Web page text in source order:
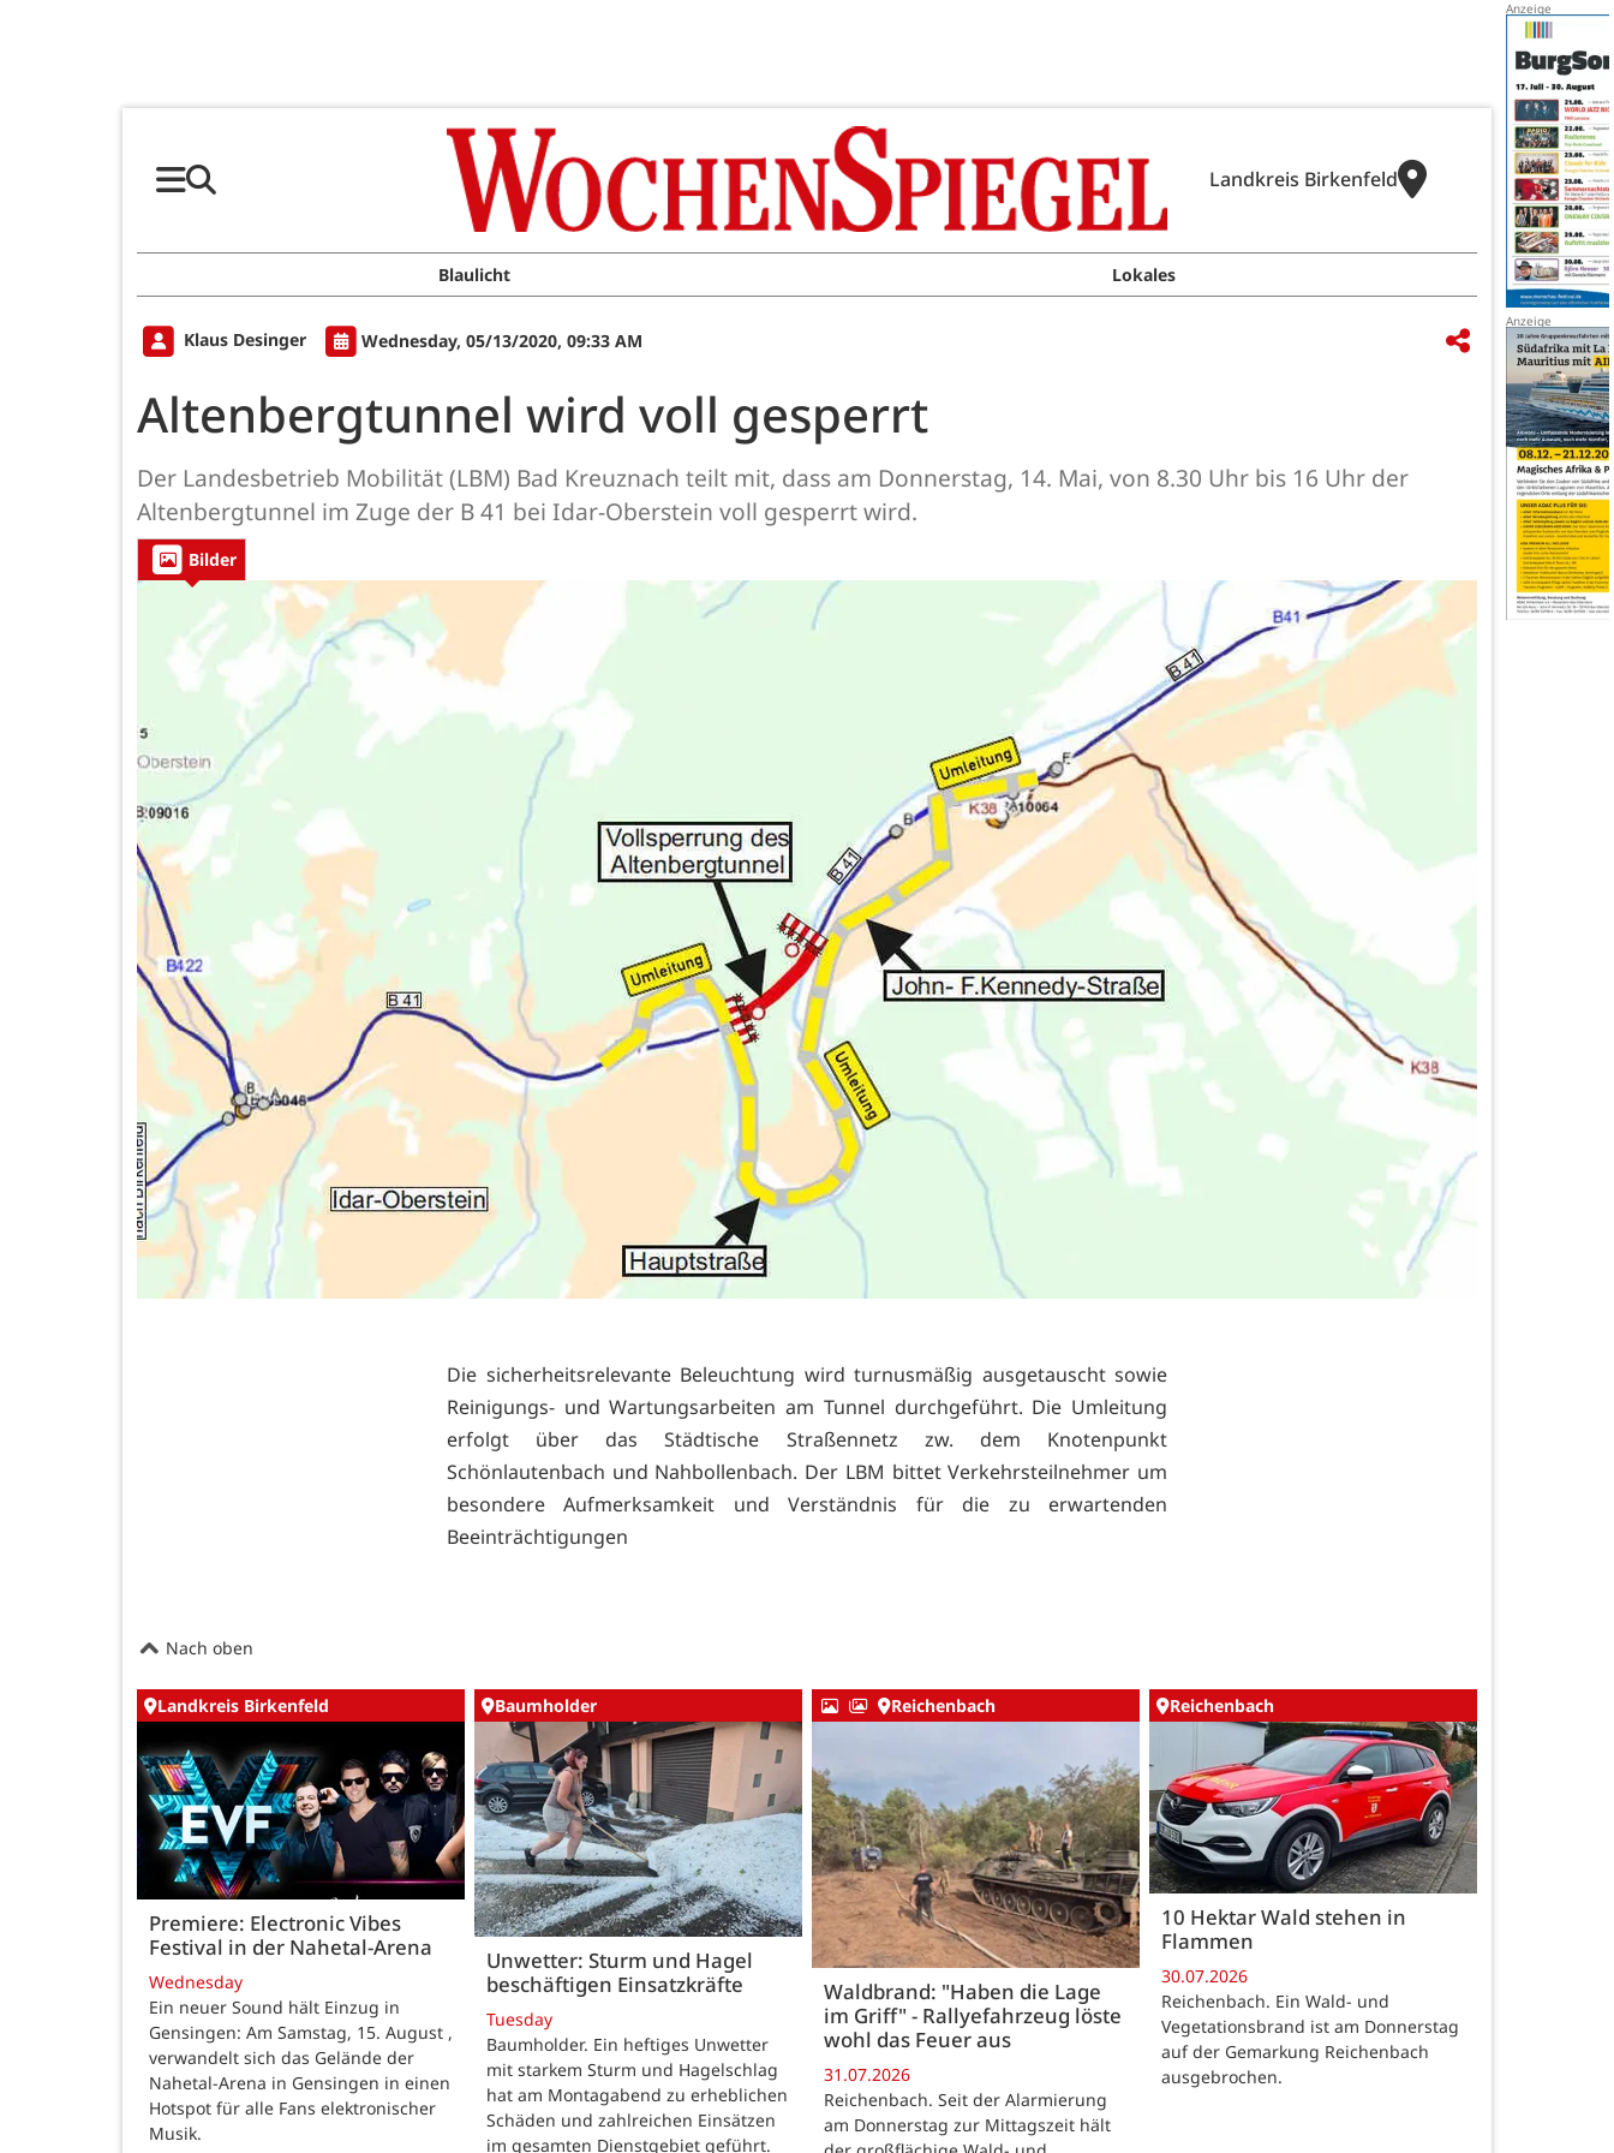
Landkreis Birkenfeld
Blaulicht Lokales
Klaus Desinger Wednesday, 05/13/2020, 09:33 AM
Altenbergtunnel wird voll gesperrt
Der Landesbetrieb Mobilität (LBM) Bad Kreuznach teilt mit, dass am Donnerstag, 14. Mai, von 8.30 Uhr bis 16 Uhr der
Altenbergtunnel im Zuge der B 41 bei Idar-Oberstein voll gesperrt wird.
Bilder
Die sicherheitsrelevante Beleuchtung wird turnusmäßig ausgetauscht sowie
Reinigungs- und Wartungsarbeiten am Tunnel durchgeführt. Die Umleitung
erfolgt über das Städtische Straßennetz zw. dem Knotenpunkt
Schönlautenbach und Nahbollenbach. Der LBM bittet Verkehrsteilnehmer um
besondere Aufmerksamkeit und Verständnis für die zu erwartenden
Beeinträchtigungen
Nach oben
Landkreis Birkenfeld
Premiere: Electronic Vibes
Festival in der Nahetal-Arena
Wednesday
Ein neuer Sound hält Einzug in
Gensingen: Am Samstag, 15. August ,
verwandelt sich das Gelände der
Nahetal-Arena in Gensingen in einen
Hotspot für alle Fans elektronischer
Musik.
Baumholder
Unwetter: Sturm und Hagel
beschäftigen Einsatzkräfte
Tuesday
Baumholder. Ein heftiges Unwetter
mit starkem Sturm und Hagelschlag
hat am Montagabend zu erheblichen
Schäden und zahlreichen Einsätzen
im gesamten Dienstgebiet geführt.
Reichenbach
Waldbrand: "Haben die Lage
im Griff" - Rallyefahrzeug löste
wohl das Feuer aus
31.07.2026
Reichenbach. Seit der Alarmierung
am Donnerstag zur Mittagszeit hält
Reichenbach
10 Hektar Wald stehen in
Flammen
30.07.2026
Reichenbach. Ein Wald- und
Vegetationsbrand ist am Donnerstag
auf der Gemarkung Reichenbach
ausgebrochen.